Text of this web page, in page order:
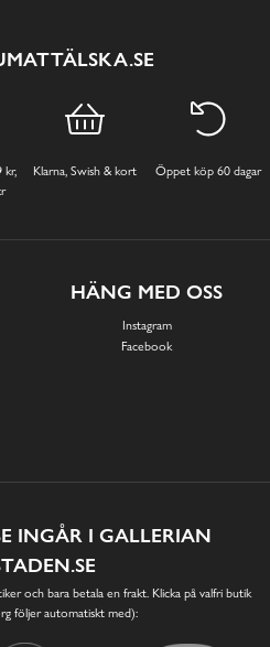
kr,
Klarna, Swish & kort Öppet köp 60 dagar
HÄNG MED OSS
Instagram
Facebook
INGÅR I GALLERIAN
och bara betala en frakt. Klicka på valfri butik
följer automatiskt med):